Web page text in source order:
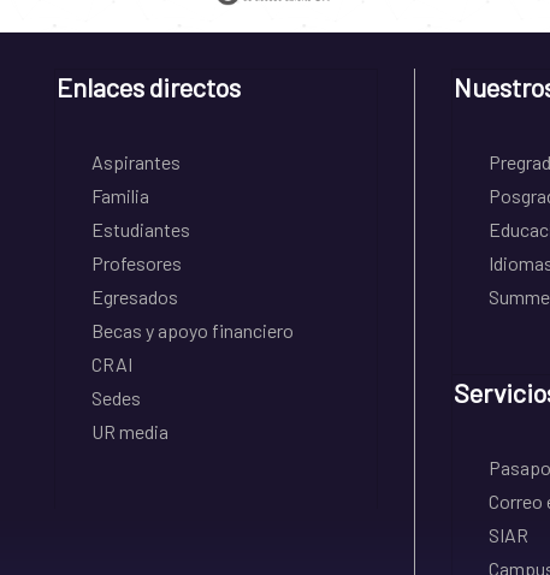
Enlaces directos
Aspirantes
Familia
Estudiantes
Profesores
Egresados
Becas y apoyo financiero
CRAI
Sedes
UR media
Correo
SIAR